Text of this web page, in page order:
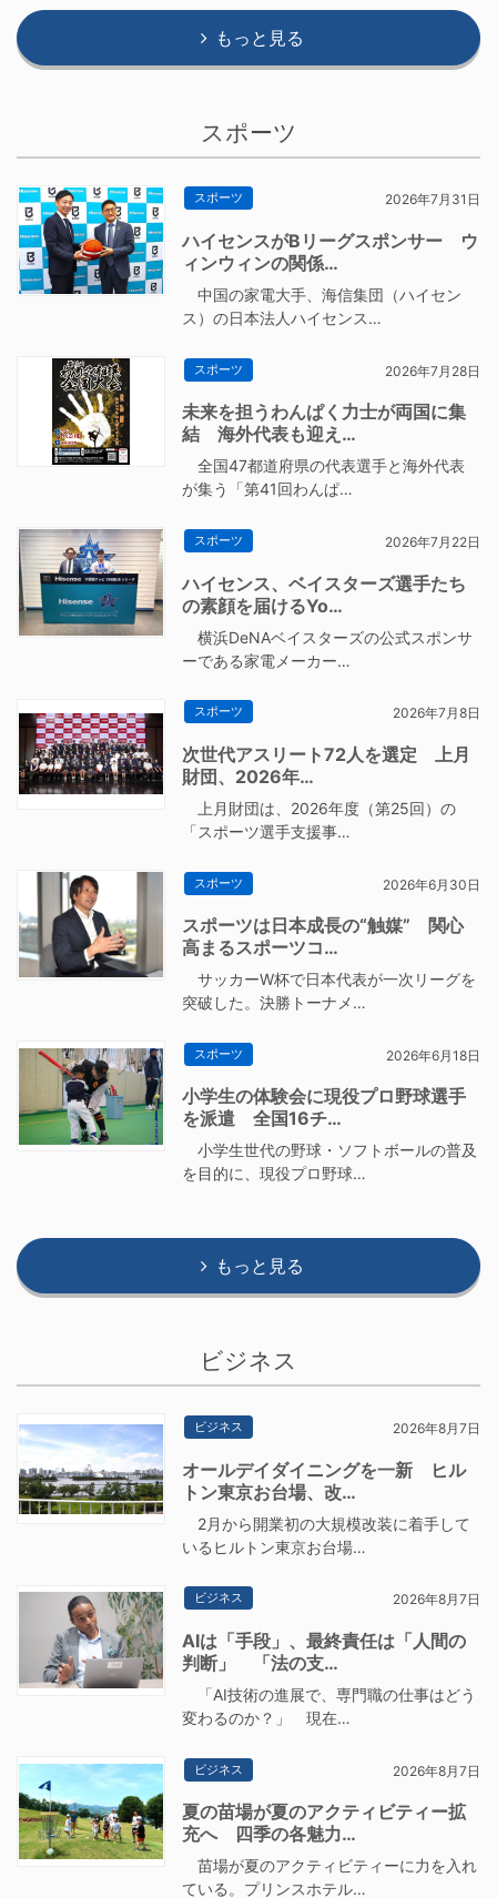
もっと見る
スポーツ
スポーツ 2026年7月31日
ハイセンスがBリーグスポンサー ウ
ィンウィンの関係…
中国の家電大手、海信集団（ハイセン
ス）の日本法人ハイセンス…
スポーツ 2026年7月28日
未来を担うわんぱく力士が両国に集
結 海外代表も迎え…
全国47都道府県の代表選手と海外代表
が集う「第41回わんぱ…
スポーツ 2026年7月22日
ハイセンス、ベイスターズ選手たち
の素顔を届けるYo…
横浜DeNAベイスターズの公式スポンサ
ーである家電メーカー…
スポーツ 2026年7月8日
次世代アスリート72人を選定 上月
財団、2026年…
上月財団は、2026年度（第25回）の
「スポーツ選手支援事…
スポーツ 2026年6月30日
スポーツは日本成長の“触媒” 関心
高まるスポーツコ…
サッカーW杯で日本代表が一次リーグを
突破した。決勝トーナメ…
スポーツ 2026年6月18日
小学生の体験会に現役プロ野球選手
を派遣 全国16チ…
小学生世代の野球・ソフトボールの普及
を目的に、現役プロ野球…
もっと見る
ビジネス
ビジネス 2026年8月7日
オールデイダイニングを一新 ヒル
トン東京お台場、改…
2月から開業初の大規模改装に着手して
いるヒルトン東京お台場…
ビジネス 2026年8月7日
AIは「手段」、最終責任は「人間の
判断」 「法の支…
「AI技術の進展で、専門職の仕事はどう
変わるのか？」 現在…
ビジネス 2026年8月7日
夏の苗場が夏のアクティビティー拡
充へ 四季の各魅力…
苗場が夏のアクティビティーに力を入れ
ている。プリンスホテル…